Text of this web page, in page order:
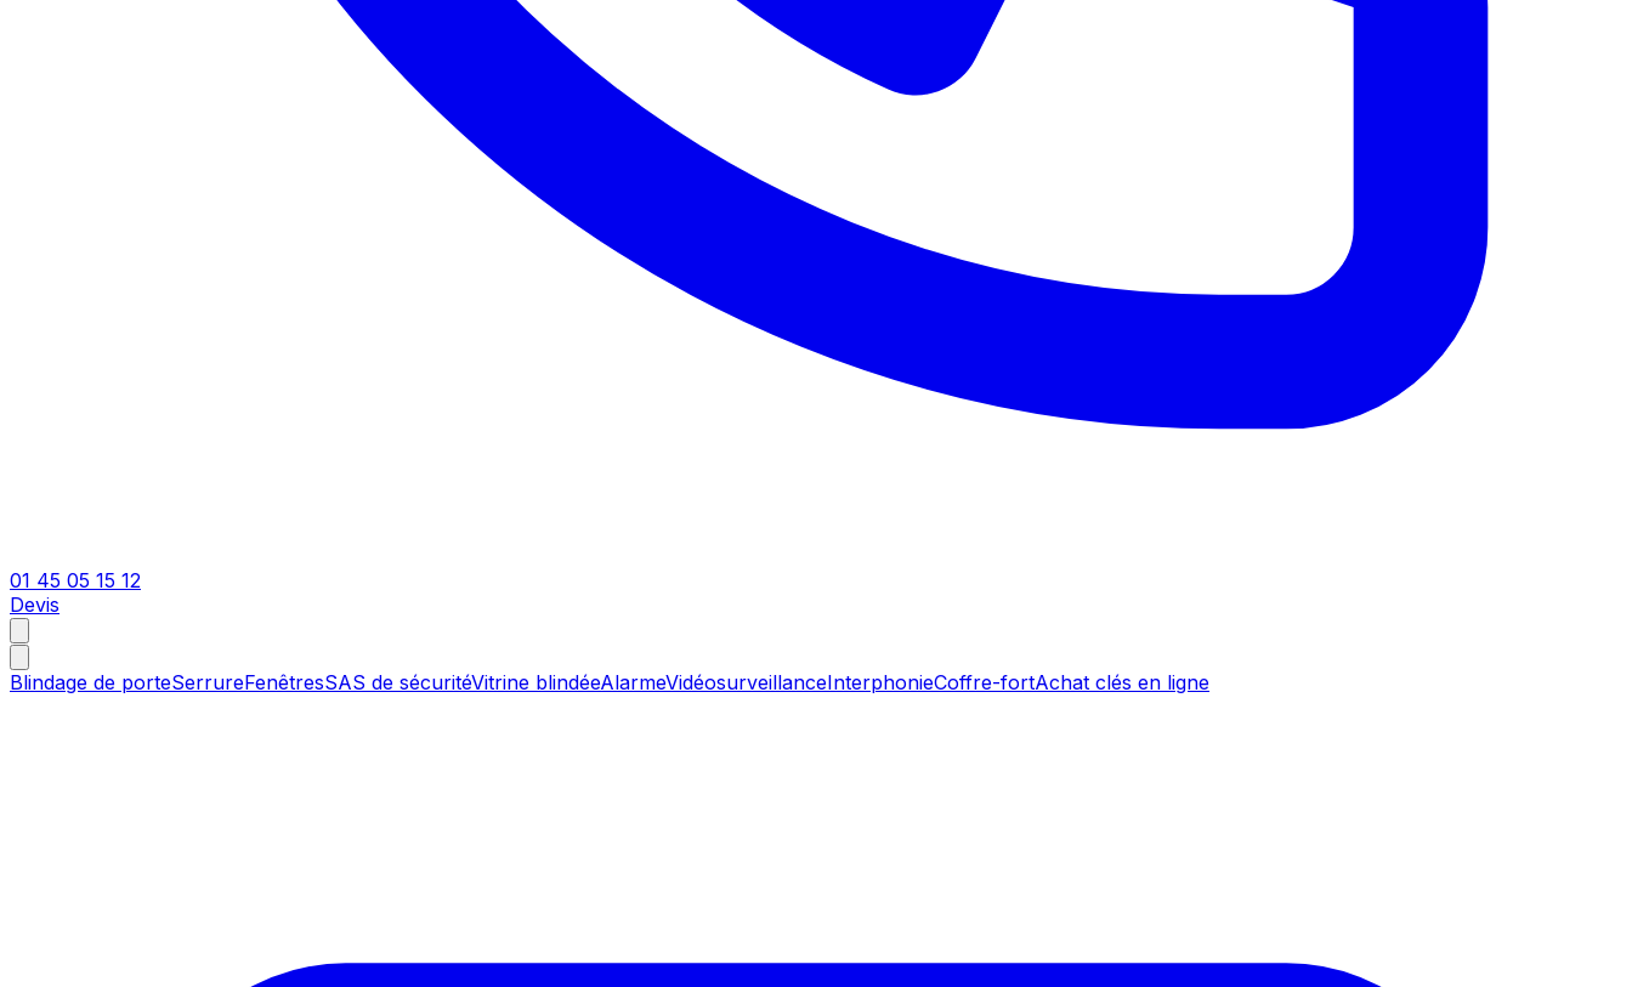
01 45 05 15 12
Devis
Blindage de porteSerrureFenêtresSAS de sécuritéVitrine blindéeAlarmeVidéosurveillanceInterphonieCoffre-fortAchat clés en ligne